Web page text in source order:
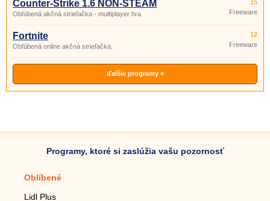
Counter-Strike 1.6 NON-STEAM
Obľúbená akčná strieľačka - multiplayer hra
15
Freeware
Fortnite
Obľúbená online akčná strieľačka.
12
Freeware
ďalšie programy »
Programy, ktoré si zaslúžia vašu pozornosť
Oblíbené
Lidl Plus